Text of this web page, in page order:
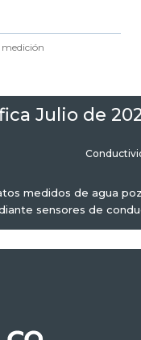
medición
Julio de
medidos de agua
sensores de